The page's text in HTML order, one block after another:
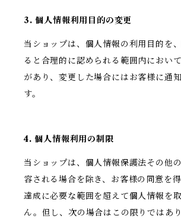
3. 個人情報利用目的の変更
当ショップは、個人情報の利用目的を
ると合理的に認められる範囲内におい
があり、変更した場合にはお客様に通
す。
4. 個人情報利用の制限
当ショップは、個人情報保護法その他
容される場合を除き、お客様の同意を
達成に必要な範囲を超えて個人情報を
ん。但し、次の場合はこの限りではあり